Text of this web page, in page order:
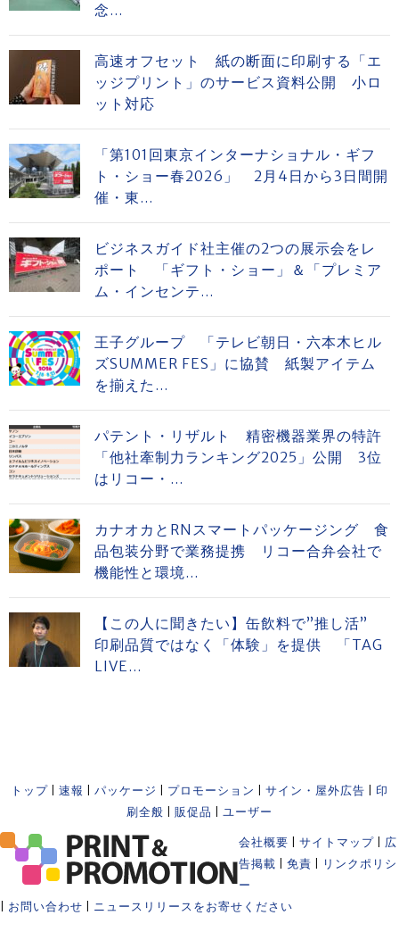
念...
高速オフセット 紙の断面に印刷する「エ
ッジプリント」のサービス資料公開 小ロ
ット対応
「第101回東京インターナショナル・ギフ
ト・ショー春2026」 2月4日から3日間開
催・東...
ビジネスガイド社主催の2つの展示会をレ
ポート 「ギフト・ショー」＆「プレミア
ム・インセンテ...
王子グループ 「テレビ朝日・六本木ヒル
ズSUMMER FES」に協賛 紙製アイテム
を揃えた...
パテント・リザルト 精密機器業界の特許
「他社牽制力ランキング2025」公開 3位
はリコー・...
カナオカとRNスマートパッケージング 食
品包装分野で業務提携 リコー合弁会社で
機能性と環境...
【この人に聞きたい】缶飲料で”推し活”
印刷品質ではなく「体験」を提供 「TAG
LIVE...
トップ 速報 パッケージ プロモーション サイン・屋外広告
印
刷全般
販促品 ユーザー
会社概要 サイトマップ
広
告掲載
免責
リンクポリシ
ー
お問い合わせ ニュースリリースをお寄せください